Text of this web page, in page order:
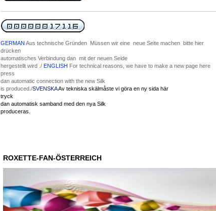
GERMAN Aus technische Gründen Müssen wir eine neue Seite machen bitte hier
drücken
automatisches Verbindung dan mit der neuen Seide
hergestellt wird ./ ENGLISH For technical reasons, we have to make a new page here
press
dan automatic connection with the new Silk
is produced ./SVENSKAAv tekniska skälmåste vi göra en ny sida här
tryck
dan automatisk samband med den nya Silk
produceras
ROXETTE-FAN-ÖSTERREICH